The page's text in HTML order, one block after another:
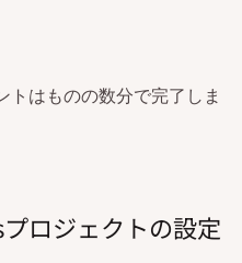
はものの数分で完了しま
ロジェクトの設定